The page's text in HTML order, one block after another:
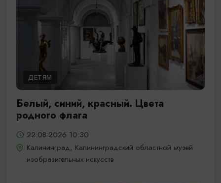
ДЕТЯМ
Белый, синий, красный. Цвета
родного флага
22.08.2026 10:30
Калининград, Калининградский областной музей
изобразительных искусств